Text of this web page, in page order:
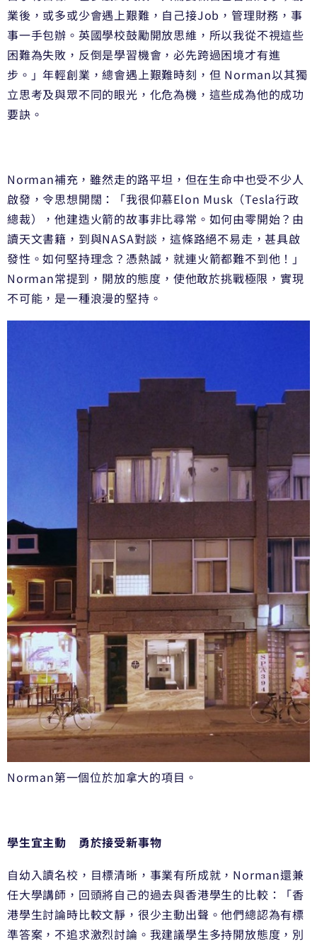
業後，或多或少會遇上艱難，自己接Job，管理財務，事
事一手包辦。英國學校鼓勵開放思維，所以我從不視這些
困難為失敗，反倒是學習機會，必先跨過困境才有進
步。」年輕創業，總會遇上艱難時刻，但 Norman以其獨
立思考及與眾不同的眼光，化危為機，這些成為他的成功
要訣。
Norman補充，雖然走的路平坦，但在生命中也受不少人
啟發，令思想開闊：「我很仰慕Elon Musk（Tesla行政
總裁），他建造火箭的故事非比尋常。如何由零開始？由
讀天文書籍，到與NASA對談，這條路絕不易走，甚具啟
發性。如何堅持理念？憑熱誠，就連火箭都難不到他！」
Norman常提到，開放的態度，使他敢於挑戰極限，實現
不可能，是一種浪漫的堅持。
Norman第一個位於加拿大的項目。
學生宜主動 勇於接受新事物
自幼入讀名校，目標清晰，事業有所成就，Norman還兼
任大學講師，回頭將自己的過去與香港學生的比較：「香
港學生討論時比較文靜，很少主動出聲。他們總認為有標
準答案，不追求激烈討論。我建議學生多持開放態度，別